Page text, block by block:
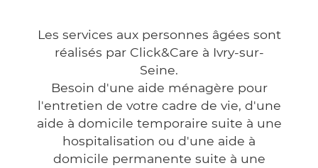
Les services aux personnes âgées sont
réalisés par Click&Care à Ivry-sur-
Seine.
Besoin d'une aide ménagère pour
l'entretien de votre cadre de vie, d'une
aide à domicile temporaire suite à une
hospitalisation ou d'une aide à
domicile permanente suite à une